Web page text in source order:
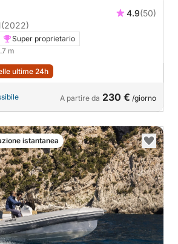
4.9(50)
(2022)
Super proprietario
m
ultime 24h
A partire da 230 € /giorno
istantanea